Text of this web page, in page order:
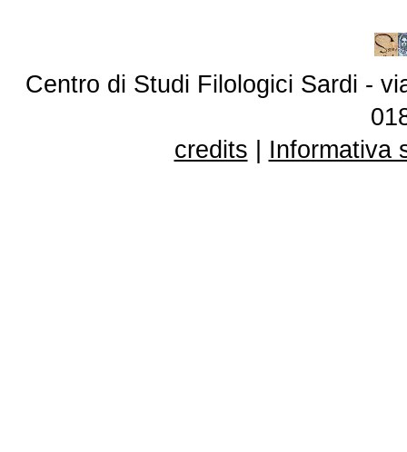
Centro di Studi Filologici Sardi -
credits
Informativa